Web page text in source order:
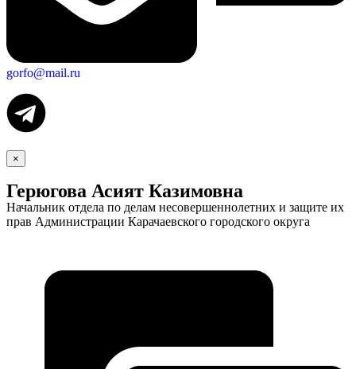
gorfo@mail.ru
×
Герюгова Асият Казимовна
Начальник отдела по делам несовершеннолетних и защите их
прав Администрации Карачаевского городского округа